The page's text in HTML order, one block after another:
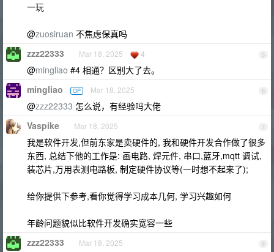
一玩
@zuosiruan 不焦虑保真吗
5
zzz22333 Mar 18, 2025 4
@mingliao #4 相通？区别大了去。
6
mingliao OP Mar 18, 2025
@zzz22333 怎么说，有经验吗大佬
7
Vaspike Mar 18, 2025
我是软件开发,但前东家是卖硬件的, 我和硬件开发合作做了很多
东西, 总结下他的工作是: 画电路, 焊元件, 串口,蓝牙,mqtt 调试,
装芯片,万用表测电路板, 制定硬件协议等(一时想不起来了);
给你提供下参考,看你觉得学习成本几何, 学习兴趣如何
年龄问题貌似比软件开发确实宽容一些
8
zzz22333 Mar 18, 2025